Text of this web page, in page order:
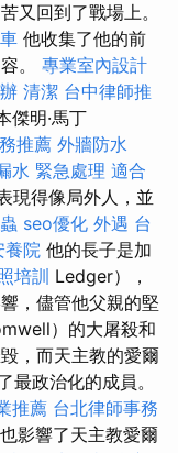
又回到了戰場上。
他收集了他的前
。 專業室內設計
清潔 台中律師推
傑明·馬丁
推薦 外牆防水
水 緊急處理 適合
現得像局外人，並
seo優化 外遇 台
養院 他的長子是加
培訓 Ledger），
，儘管他父親的堅
）的大屠殺和
，而天主教的愛爾
最政治化的成員。
推薦 台北律師事務
影響了天主教愛爾